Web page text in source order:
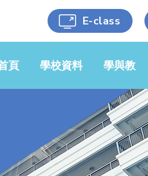
E-class
頁 學校資料
學校文件
校服樣式
學與教
中文科
英文科
數學科